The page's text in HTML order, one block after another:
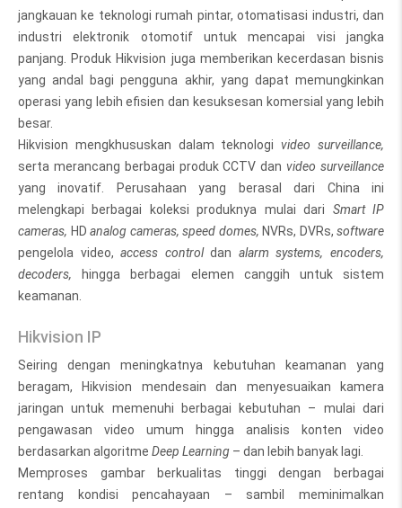
jangkauan ke teknologi rumah pintar, otomatisasi industri, dan
industri elektronik otomotif untuk mencapai visi jangka
panjang. Produk Hikvision juga memberikan kecerdasan bisnis
yang andal bagi pengguna akhir, yang dapat memungkinkan
operasi yang lebih efisien dan kesuksesan komersial yang lebih
besar.
Hikvision mengkhususkan dalam teknologivideo surveillance,
serta merancang berbagai produk CCTV danvideo surveillance
yang inovatif. Perusahaan yang berasal dari China ini
melengkapi berbagai koleksi produknya mulai dari Smart IP
cameras, HD analog cameras, speed domes, NVRs, DVRs, software
pengelola video,access controldan alarm systems, encoders,
decoders, hingga berbagai elemen canggih untuk sistem
keamanan.
Hikvision IP
Seiring dengan meningkatnya kebutuhan keamanan yang
beragam, Hikvision mendesain dan menyesuaikan kamera
jaringan untuk memenuhi berbagai kebutuhan – mulai dari
pengawasan video umum hingga analisis konten video
berdasarkan algoritme Deep Learning – dan lebih banyak lagi.
Memproses gambar berkualitas tinggi dengan berbagai
rentang kondisi pencahayaan – sambil meminimalkan